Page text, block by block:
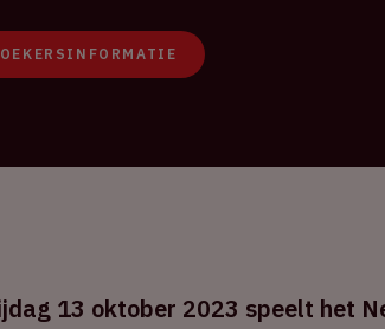
13 oktober 2023 speelt het